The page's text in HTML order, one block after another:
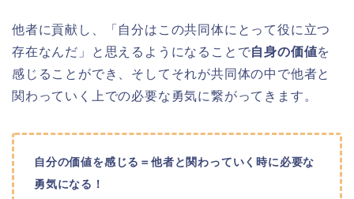
他者に貢献し、「自分はこの共同体にとって役に立つ
存在なんだ」と思えるようになることで自身の価値を
感じることができ、そしてそれが共同体の中で他者と
関わっていく上での必要な勇気に繋がってきます。
自分の価値を感じる＝他者と関わっていく時に必要な
勇気になる！